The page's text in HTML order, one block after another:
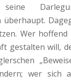
überhaupt.
Wer
gestalten will,
wer sich